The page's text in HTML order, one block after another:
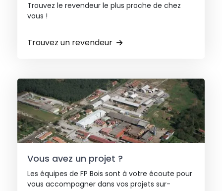
Trouvez le revendeur le plus proche de chez
vous !
Trouvez un revendeur
Vous avez un projet ?
Les équipes de FP Bois sont à votre écoute pour
vous accompagner dans vos projets sur-